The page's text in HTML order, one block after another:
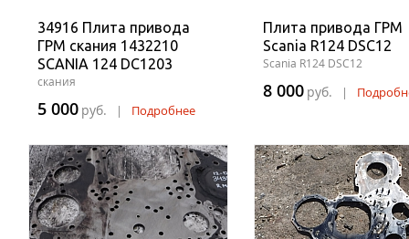
34916 Плита привода
ГРМ скания 1432210
SCANIA 124 DC1203
скания
5 000 руб. | Подробнее
Плита привода ГРМ
Scania R124 DSC12
Scania R124 DSC12
8 000 руб. |